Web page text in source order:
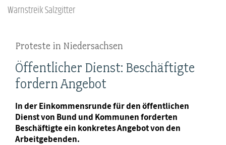
Warnstreik Salzgitter
Proteste in Niedersachsen
Öffentlicher Dienst: Beschäftigte
fordern Angebot
In der Einkommensrunde für den öffentlichen
Dienst von Bund und Kommunen forderten
Beschäftigte ein konkretes Angebot von den
Arbeitgebenden.